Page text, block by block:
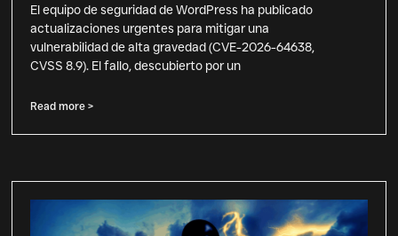
El equipo de seguridad de WordPress ha publicado
actualizaciones urgentes para mitigar una
vulnerabilidad de alta gravedad (CVE-2026-64638,
CVSS 8.9). El fallo, descubierto por un
Read more >